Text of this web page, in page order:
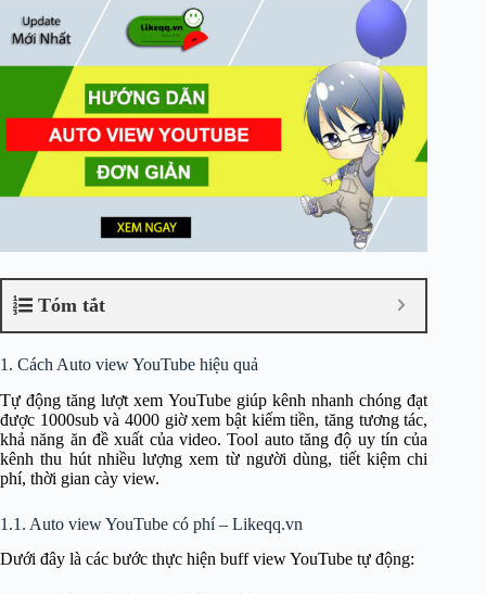
Tóm tắt
1. Cách Auto view YouTube hiệu quả
Tự động tăng lượt xem YouTube giúp kênh nhanh chóng đạt
được 1000sub và 4000 giờ xem bật kiếm tiền, tăng tương tác,
khả năng ăn đề xuất của video. Tool auto tăng độ uy tín của
kênh thu hút nhiều lượng xem từ người dùng, tiết kiệm chi
phí, thời gian cày view.
1.1. Auto view YouTube có phí – Likeqq.vn
Dưới đây là các bước thực hiện buff view YouTube tự động: